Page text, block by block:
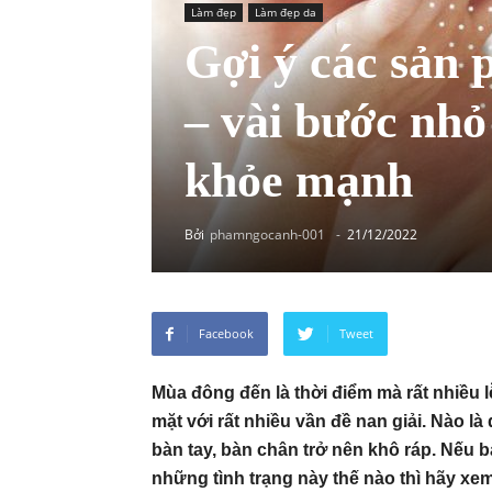
Làm đẹp Làm đẹp da
Gợi ý các sản
– vài bước
khỏe mạnh
Bởi phamngocanh-001 - 21/12/2022
Facebook Tweet
Mùa đông đến là thời điểm mà rất
mặt với rất nhiều vần đề nan giải. Nào
bàn tay, bàn chân trở nên khô ráp. Nếu
những tình trạng này thế nào thì hãy